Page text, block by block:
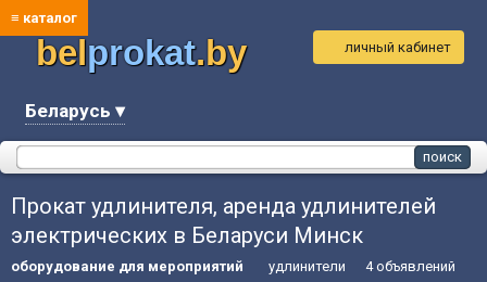
≡ каталог
belprokat.by
Беларусь ▾
личный кабинет
Прокат удлинителя, аренда удлинителей
электрических в Беларуси Минск
оборудование для мероприятий удлинители 4 объявлений